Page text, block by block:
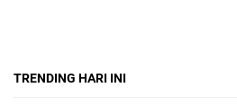
TRENDING HARI INI